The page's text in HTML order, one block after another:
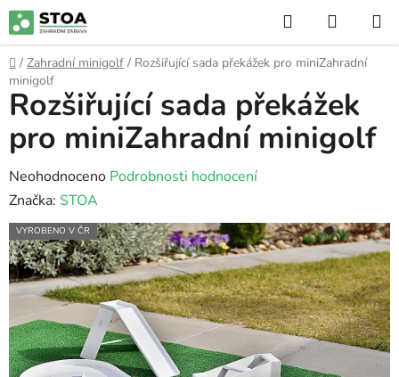
Přejít
na
obsah
Hledat
KOŠÍK
Domů
/ Zahradní minigolf / Rozšiřující sada překážek pro miniZahradní
minigolf
Rozšiřující sada překážek
pro miniZahradní minigolf
Průměrné
hodnocení
produktu
je
0,0
z
hvězdiček.
Neohodnoceno Podrobnosti hodnocení
Značka: STOA
VYROBENO V ČR